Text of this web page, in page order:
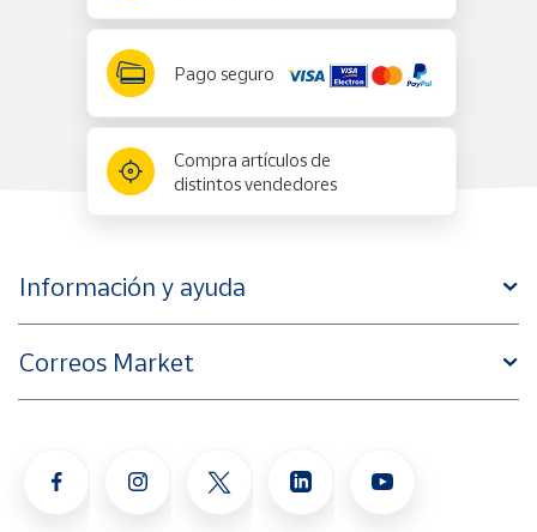
Pago seguro
Compra artículos de
distintos vendedores
Información y ayuda
Correos Market